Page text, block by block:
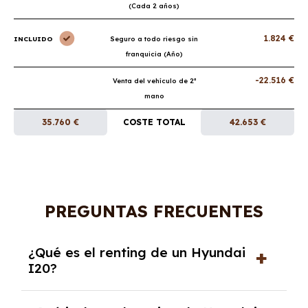
(Cada 2 años)
INCLUIDO
Seguro a todo riesgo sin
franquicia (Año)
1.824 €
Venta del vehículo de 2ª
mano
-22.516 €
35.760 € COSTE TOTAL 42.653 €
PREGUNTAS FRECUENTES
¿Qué es el renting de un Hyundai
I20?